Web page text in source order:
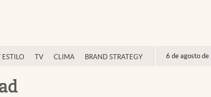
TV CLIMA BRAND STRATEGY 6 de agosto